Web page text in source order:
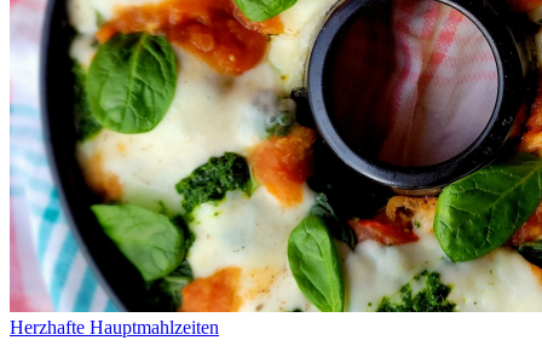
Herzhafte Hauptmahlzeiten